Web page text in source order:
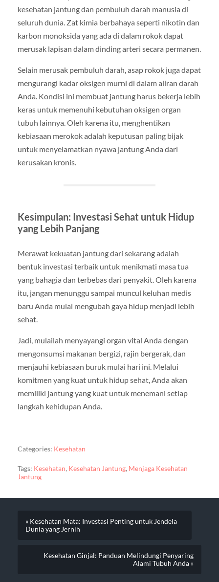
kesehatan jantung dan pembuluh darah manusia di
seluruh dunia. Zat kimia berbahaya seperti nikotin dan
karbon monoksida yang ada di dalam rokok dapat
merusak lapisan dalam dinding arteri secara permanen.
Selain merusak pembuluh darah, asap rokok juga dapat
mengurangi kadar oksigen murni di dalam aliran darah
Anda. Kondisi ini membuat jantung harus bekerja lebih
keras untuk memenuhi kebutuhan oksigen organ
tubuh lainnya. Oleh karena itu, menghentikan
kebiasaan merokok adalah keputusan paling bijak
untuk menyelamatkan nyawa jantung Anda dari
kerusakan kronis.
Kesimpulan: Investasi Sehat untuk Hidup
yang Lebih Panjang
Merawat kekuatan jantung dari sekarang adalah
bentuk investasi terbaik untuk menikmati masa tua
yang bahagia dan terbebas dari penyakit. Oleh karena
itu, jangan menunggu sampai muncul keluhan medis
baru Anda mulai mengubah gaya hidup menjadi lebih
sehat.
Jadi, mulailah menyayangi organ vital Anda dengan
mengonsumsi makanan bergizi, rajin bergerak, dan
menjauhi kebiasaan buruk mulai hari ini. Melalui
komitmen yang kuat untuk hidup sehat, Anda akan
memiliki jantung yang kuat untuk menemani setiap
langkah kehidupan Anda.
Categories: Kesehatan
Tags: Kesehatan, Kesehatan Jantung, Menjaga Kesehatan
Jantung
« Kesehatan Mata: Investasi Penting untuk Jendela
Dunia yang Jernih
Kesehatan Ginjal: Panduan Melindungi Penyaring
Alami Tubuh Anda »